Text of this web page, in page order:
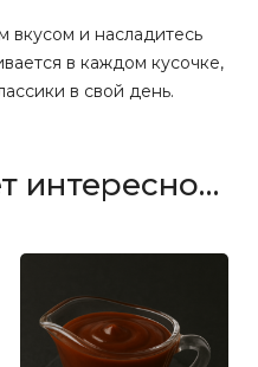
вкусом и насладитесь
в каждом кусочке,
в свой день.
интересно…